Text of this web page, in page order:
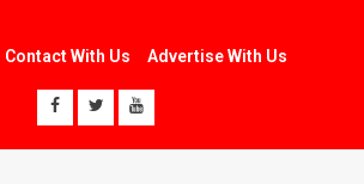
Contact With Us Advertise With Us